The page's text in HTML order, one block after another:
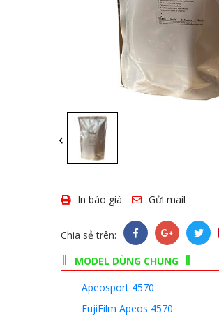
‹
In báo giá Gửi mail
Chia sẻ trên:
MODEL DÙNG CHUNG
Apeosport 4570
FujiFilm Apeos 4570